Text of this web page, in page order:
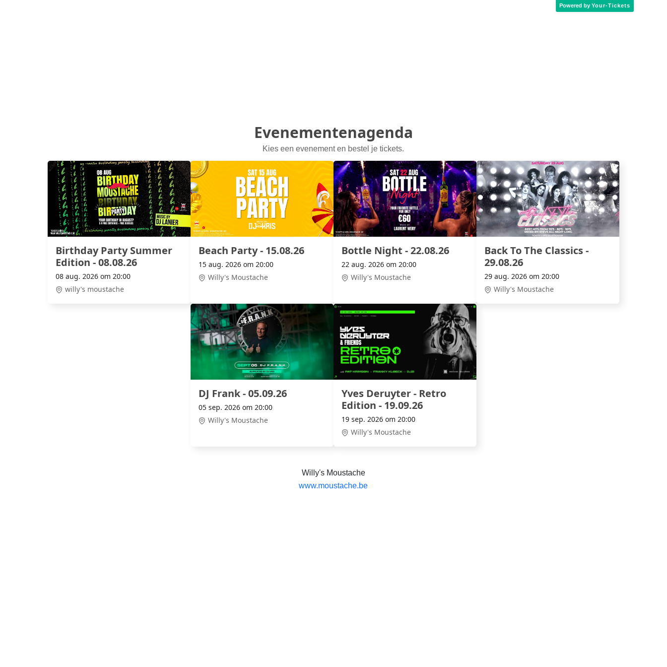
Evenementenagenda
Kies een evenement en bestel je tickets.
Birthday Party Summer
Edition - 08.08.26
08 aug. 2026 om 20:00
willy's moustache
Beach Party - 15.08.26
15 aug. 2026 om 20:00
Willy's Moustache
Bottle Night - 22.08.26
22 aug. 2026 om 20:00
Willy's Moustache
Back To The Classics -
29.08.26
29 aug. 2026 om 20:00
Willy's Moustache
DJ Frank - 05.09.26
05 sep. 2026 om 20:00
Willy's Moustache
Yves Deruyter - Retro
Edition - 19.09.26
19 sep. 2026 om 20:00
Willy's Moustache
Willy's Moustache
www.moustache.be
Powered by Your-Tickets